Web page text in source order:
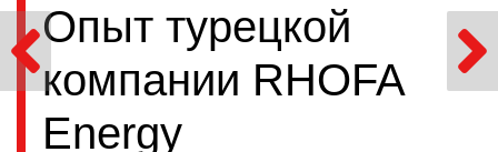
Опыт турецкой
компании RHOFA
Energy